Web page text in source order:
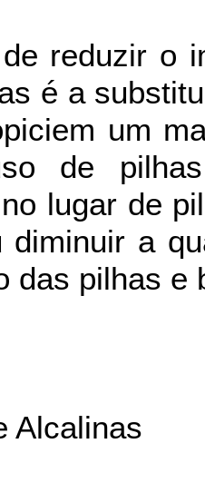
reduzir o
é a
um
de
lugar de
a
das pilhas e
Alcalinas